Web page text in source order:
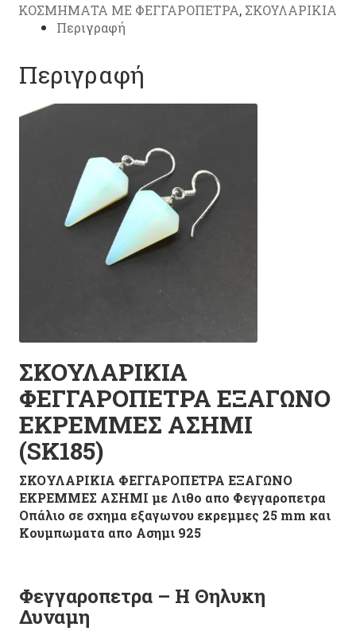
ΚΟΣΜΗΜΑΤΑ ΜΕ ΦΕΓΓΑΡΟΠΕΤΡΑ, ΣΚΟΥΛΑΡΙΚΙΑ
Περιγραφή
Περιγραφή
ΣΚΟΥΛΑΡΙΚΙΑ
ΦΕΓΓΑΡΟΠΕΤΡΑ ΕΞΑΓΩΝΟ
ΕΚΡΕΜΜΕΣ ΑΣΗΜΙ
(SK185)
ΣΚΟΥΛΑΡΙΚΙΑ ΦΕΓΓΑΡΟΠΕΤΡΑ ΕΞΑΓΩΝΟ
ΕΚΡΕΜΜΕΣ ΑΣΗΜΙ με Λιθο απο Φεγγαροπετρα
Οπάλιο σε σχημα εξαγωνου εκρεμμες 25 mm και
Κουμπωματα απο Ασημι 925
Φεγγαροπετρα– Η Θηλυκη
Δυναμη